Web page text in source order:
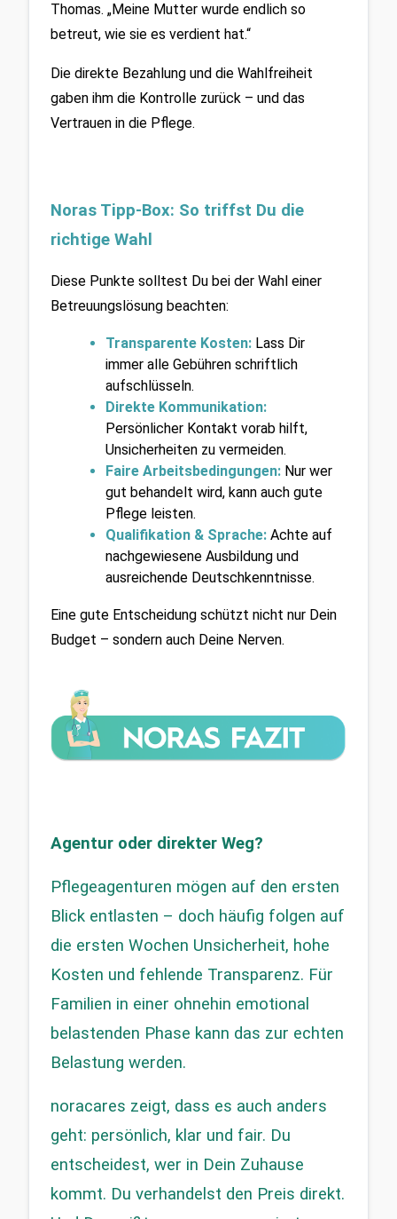
Thomas. „Meine Mutter wurde endlich so
betreut, wie sie es verdient hat.“
Die direkte Bezahlung und die Wahlfreiheit
gaben ihm die Kontrolle zurück – und das
Vertrauen in die Pflege.
Noras Tipp-Box: So triffst Du die
richtige Wahl
Diese Punkte solltest Du bei der Wahl einer
Betreuungslösung beachten:
Transparente Kosten: Lass Dir
immer alle Gebühren schriftlich
aufschlüsseln.
Direkte Kommunikation:
Persönlicher Kontakt vorab hilft,
Unsicherheiten zu vermeiden.
Faire Arbeitsbedingungen: Nur wer
gut behandelt wird, kann auch gute
Pflege leisten.
Qualifikation & Sprache: Achte auf
nachgewiesene Ausbildung und
ausreichende Deutschkenntnisse.
Eine gute Entscheidung schützt nicht nur Dein
Budget – sondern auch Deine Nerven.
Agentur oder direkter Weg?
Pflegeagenturen mögen auf den ersten
Blick entlasten – doch häufig folgen auf
die ersten Wochen Unsicherheit, hohe
Kosten und fehlende Transparenz. Für
Familien in einer ohnehin emotional
belastenden Phase kann das zur echten
Belastung werden.
noracares zeigt, dass es auch anders
geht: persönlich, klar und fair. Du
entscheidest, wer in Dein Zuhause
kommt. Du verhandelst den Preis direkt.